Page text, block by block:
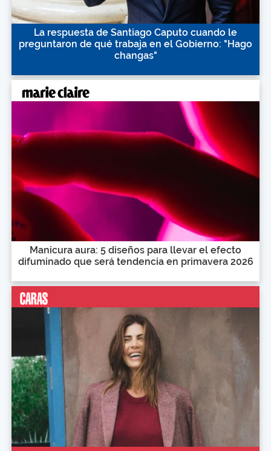
La respuesta de Santiago Caputo cuando le
preguntaron de qué trabaja en el Gobierno: "Hago
changas"
Manicura aura: 5 diseños para llevar el efecto
difuminado que será tendencia en primavera 2026